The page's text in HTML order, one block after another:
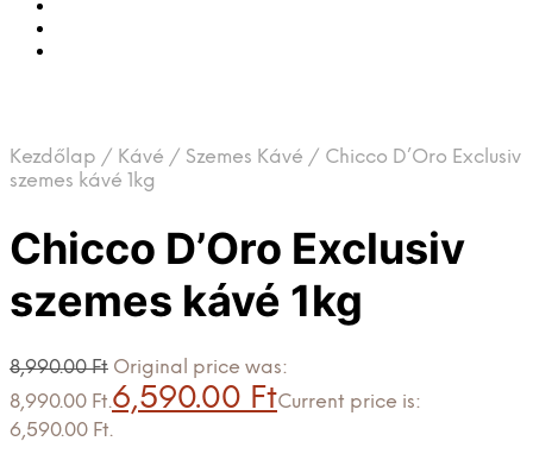
Kezdőlap / Kávé / Szemes Kávé / Chicco D’Oro Exclusiv
szemes kávé 1kg
Chicco D’Oro Exclusiv
szemes kávé 1kg
8,990.00Ft Original price was:
8,990.00 Ft.6,590.00 FtCurrent price is:
6,590.00 Ft.